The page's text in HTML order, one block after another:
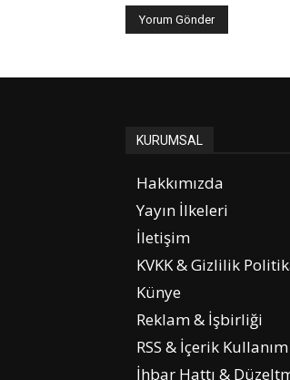
KURUMSAL
Hakkımızda
Yayın İlkeleri
İletişim
KVKK & Gizlilik
Künye
Reklam & İşbirliği
RSS & İçerik
İhbar Hattı &